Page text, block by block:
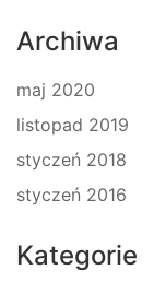
Archiwa
maj 2020
listopad 2019
styczeń 2018
styczeń 2016
Kategorie